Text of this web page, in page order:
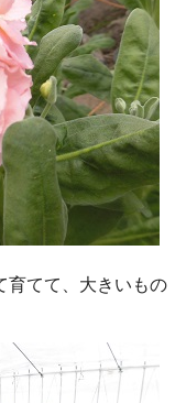
育てて、大きいもの